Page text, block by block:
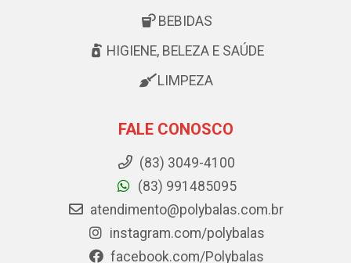
BEBIDAS
HIGIENE, BELEZA E SAÚDE
LIMPEZA
FALE CONOSCO
(83) 3049-4100
(83) 991485095
atendimento@polybalas.com.br
instagram.com/polybalas
facebook.com/Polybalas